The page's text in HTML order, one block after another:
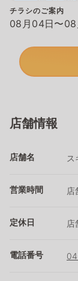
チラシのご案内
08月04日〜08
店舗情報
店舗名 ス
営業時間 店
定休日 店
電話番号